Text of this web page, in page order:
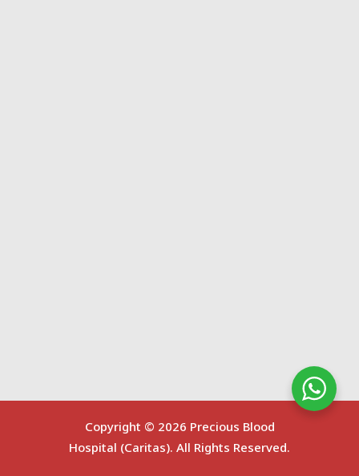
Copyright © 2026 Precious Blood
Hospital (Caritas). All Rights Reserved.